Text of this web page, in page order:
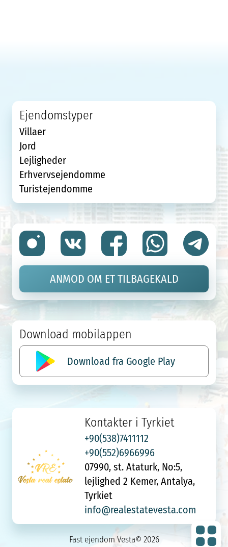
Kontakter i Tyrkiet
+90(538)7411112
+90(552)6966996
07990, st. Ataturk, No:5,
lejlighed 2 Kemer, Antalya,
Tyrkiet
info@realestatevesta.com
Download mobilappen
Download fra Google Play
Ejendomstyper
Villaer
Jord
Lejligheder
Erhvervsejendomme
Turistejendomme
ANMOD OM ET TILBAGEKALD
Fast ejendom Vesta© 2026